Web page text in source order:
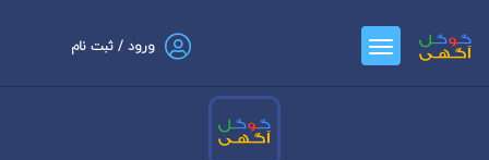
ورود / ثبت نام